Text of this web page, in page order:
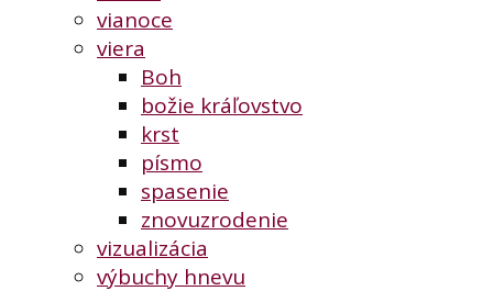
vianoce
viera
Boh
božie kráľovstvo
krst
písmo
spasenie
znovuzrodenie
vizualizácia
výbuchy hnevu